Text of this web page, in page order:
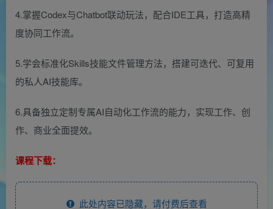
4.掌握Codex与Chatbot联动玩法，配合IDE工具，打造高精
度协同工作流。
5.学会标准化Skills技能文件管理方法，搭建可迭代、可复用
的私人AI技能库。
6.具备独立定制专属AI自动化工作流的能力，实现工作、创
作、商业全面提效。
课程下载：
此处内容已隐藏，请付费后查看